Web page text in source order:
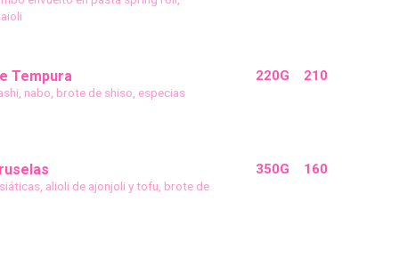
Tempura
nabo, brote de shiso, especias
220G 210
alioli de ajonjoli y tofu, brote de
350G 160